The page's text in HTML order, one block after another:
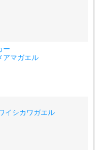
ー
アマガエル
イシカワガエル